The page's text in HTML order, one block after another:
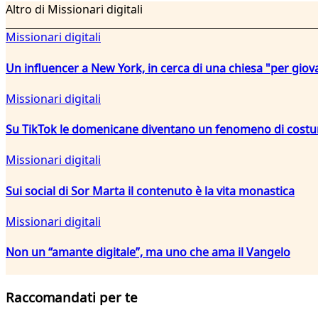
Altro di Missionari digitali
Missionari digitali
Un influencer a New York, in cerca di una chiesa "per
Missionari digitali
Su TikTok le domenicane diventano un fenomeno di
Missionari digitali
Sui social di Sor Marta il contenuto è la vita monastica
Missionari digitali
Non un “amante digitale”, ma uno che ama il Vangelo
Raccomandati per te